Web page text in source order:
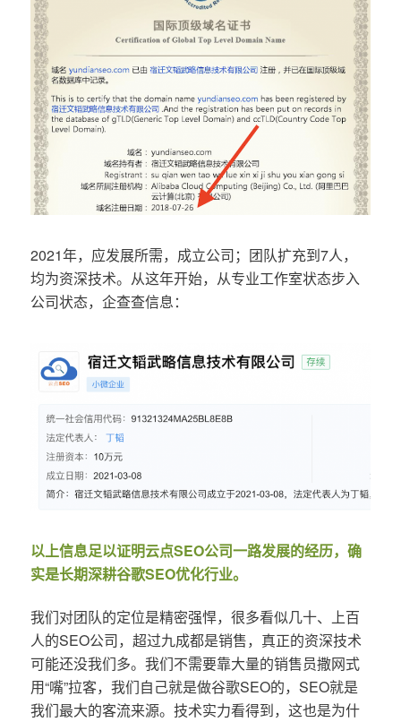
2021年，应发展所需，成立公司；团队扩充到7人，
均为资深技术。从这年开始，从专业工作室状态步入
公司状态，企查查信息：
以上信息足以证明云点SEO公司一路发展的经历，确
实是长期深耕谷歌SEO优化行业。
我们对团队的定位是精密强悍，很多看似几十、上百
人的SEO公司，超过九成都是销售，真正的资深技术
可能还没我们多。我们不需要靠大量的销售员撒网式
用“嘴”拉客，我们自己就是做谷歌SEO的，SEO就是
我们最大的客流来源。技术实力看得到，这也是为什